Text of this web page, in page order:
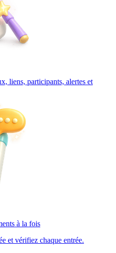
liens, participants, alertes et
à la fois
et vérifiez chaque entrée.